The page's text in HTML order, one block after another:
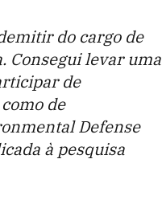
do cargo de
Consegui levar uma
de
de
Defense
à pesquisa